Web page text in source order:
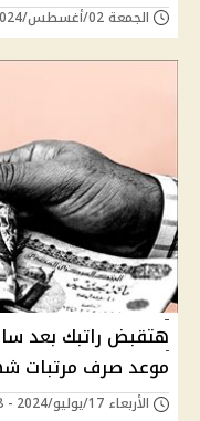
الجمعة 02/أغسطس/2024 - 11:30 م
هتقبض راتبك بعد
موعد صرف مرتبات شهر يوليو
الأربعاء 17/يوليو/2024 - 12:08 ص